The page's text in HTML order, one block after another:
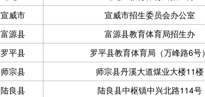
宣威市 宣威市招生委员会办公室
富源县 富源县教育体育局招生办
罗平县 罗平县教育体育局（万峰路6号）
师宗县 师宗县丹溪大道煤业大楼11楼
陆良县 陆良县中枢镇中兴北路114号